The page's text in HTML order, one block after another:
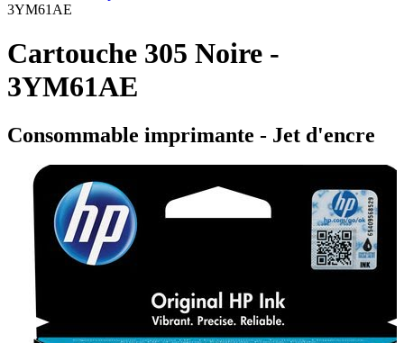
3YM61AE
Cartouche 305 Noire -
3YM61AE
Consommable imprimante - Jet d'encre